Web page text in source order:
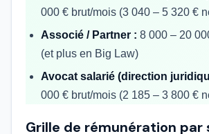
000 € brut/mois (3 040 – 5 320 €
Associé / Partner : 8 000 – 20
(et plus en Big Law)
Avocat salarié (direction
000 € brut/mois (2 185 – 3 800 €
Grille de rémunération